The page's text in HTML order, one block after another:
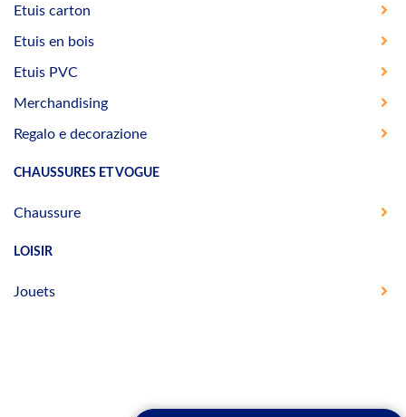
Etuis carton
Etuis en bois
Etuis PVC
Merchandising
Regalo e decorazione
CHAUSSURES ET VOGUE
Chaussure
LOISIR
Jouets